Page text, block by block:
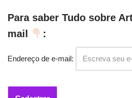
Para saber Tudo sobre
mail
:
Endereço de e-mail: